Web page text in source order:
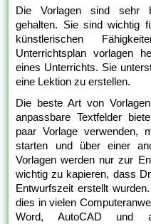
Die Vorlagen sind sehr
gehalten. Sie sind wichtig
künstlerischen
Unterrichtsplan vorlagen
eines Unterrichts. Sie
eine Lektion zu erstellen.
Die beste Art von
anpassbare Textfelder
paar Vorlage verwenden,
starten und über einer
Vorlagen werden nur zur
wichtig zu kapieren, dass
Entwurfszeit erstellt
dies in vielen
Word, AutoCAD und